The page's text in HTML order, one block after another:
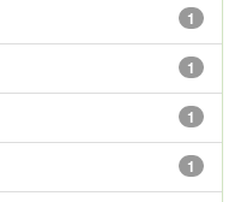
1
1
1
1